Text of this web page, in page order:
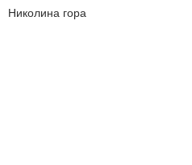
Николина гора